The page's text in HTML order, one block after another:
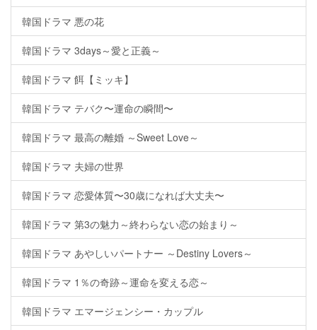
韓国ドラマ 悪の花
韓国ドラマ 3days～愛と正義～
韓国ドラマ 餌【ミッキ】
韓国ドラマ テバク〜運命の瞬間〜
韓国ドラマ 最高の離婚 ～Sweet Love～
韓国ドラマ 夫婦の世界
韓国ドラマ 恋愛体質〜30歳になれば大丈夫〜
韓国ドラマ 第3の魅力～終わらない恋の始まり～
韓国ドラマ あやしいパートナー ～Destiny Lovers～
韓国ドラマ 1％の奇跡～運命を変える恋～
韓国ドラマ エマージェンシー・カップル